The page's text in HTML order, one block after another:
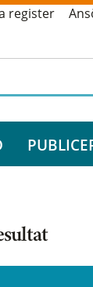
register